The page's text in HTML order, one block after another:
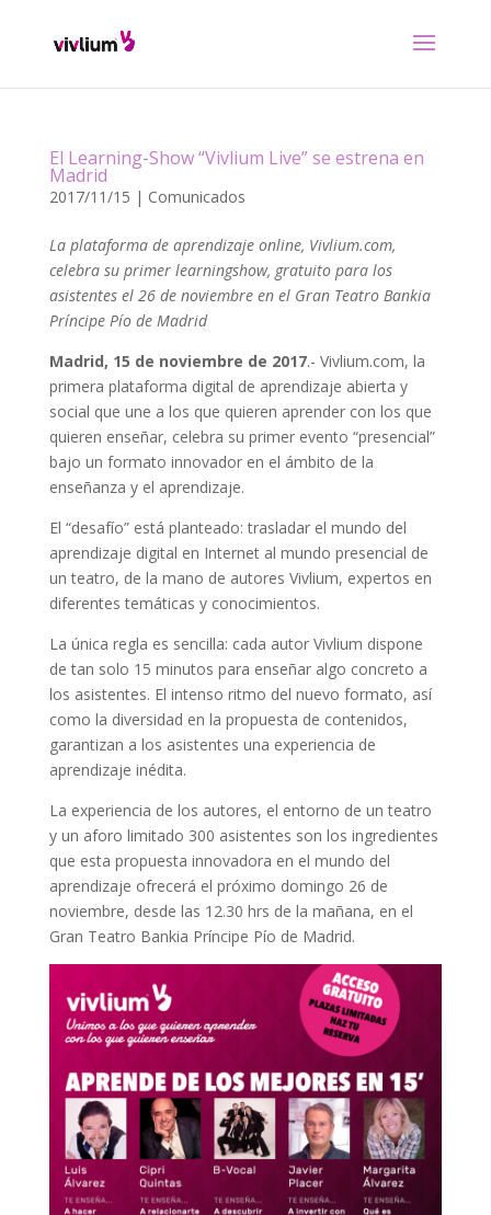
El Learning-Show “Vivlium Live” se estrena en
Madrid
2017/11/15 | Comunicados
La plataforma de aprendizaje online, Vivlium.com,
celebra su primer learningshow, gratuito para los
asistentes el 26 de noviembre en el Gran Teatro Bankia
Príncipe Pío de Madrid
Madrid, 15 de noviembre de 2017.- Vivlium.com, la
primera plataforma digital de aprendizaje abierta y
social que une a los que quieren aprender con los que
quieren enseñar, celebra su primer evento “presencial”
bajo un formato innovador en el ámbito de la
enseñanza y el aprendizaje.
El “desafío” está planteado: trasladar el mundo del
aprendizaje digital en Internet al mundo presencial de
un teatro, de la mano de autores Vivlium, expertos en
diferentes temáticas y conocimientos.
La única regla es sencilla: cada autor Vivlium dispone
de tan solo 15 minutos para enseñar algo concreto a
los asistentes. El intenso ritmo del nuevo formato, así
como la diversidad en la propuesta de contenidos,
garantizan a los asistentes una experiencia de
aprendizaje inédita.
La experiencia de los autores, el entorno de un teatro
y un aforo limitado 300 asistentes son los ingredientes
que esta propuesta innovadora en el mundo del
aprendizaje ofrecerá el próximo domingo 26 de
noviembre, desde las 12.30 hrs de la mañana, en el
Gran Teatro Bankia Príncipe Pío de Madrid.